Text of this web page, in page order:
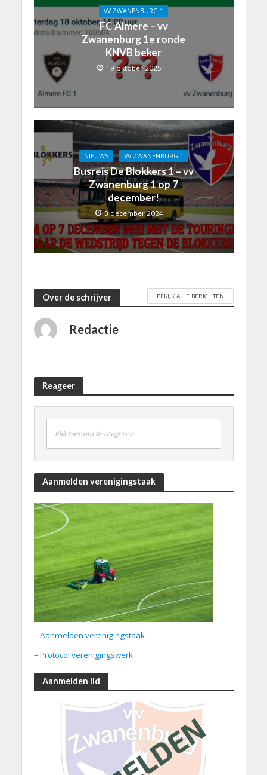
VV ZWANENBURG 1
FC Almere – vv
Zwanenburg 1e ronde
KNVB beker
19 oktober 2025
NIEUWS VV ZWANENBURG 1
Busreis De Blokkers 1 – vv
Zwanenburg 1 op 7
december!
3 december 2024
Over de schrijver BEKIJK ALLE BERICHTEN
Redactie
Reageer
Klik hier om te reageren
Aanmelden verenigingstaak
– Aanmelden verenigingstaak
– Protocol verenigingswerk
Aanmelden lid